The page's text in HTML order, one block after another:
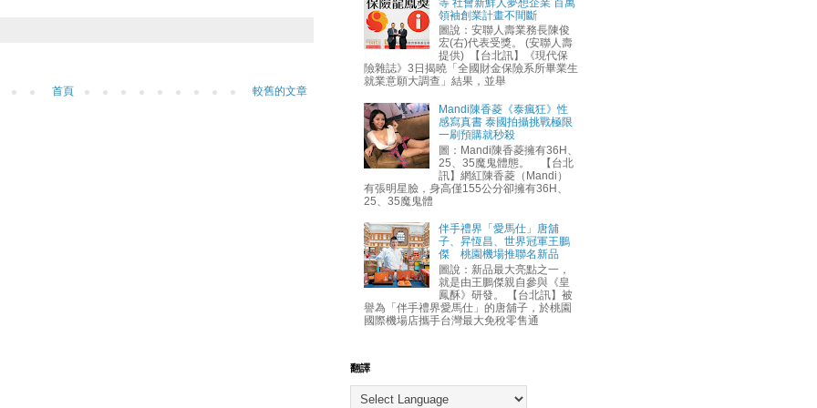
較舊的文章
首頁
等 社會新鮮人夢想企業 百萬
領袖創業計畫不間斷
圖說：安聯人壽業務長陳俊
宏(右)代表受獎。 (安聯人壽
提供) 【台北訊】《現代保
險雜誌》3日揭曉「全國財金保險系所畢業生
就業意願大調查」結果，並舉
Mandi陳香菱《泰瘋狂》性
感寫真書 泰國拍攝挑戰極限
一刷預購就秒殺
圖：Mandi陳香菱擁有36H、
25、35魔鬼體態。 【台北
訊】網紅陳香菱（Mandi）
有張明星臉，身高僅155公分卻擁有36H、
25、35魔鬼體
伴手禮界「愛馬仕」唐舖
子、昇恆昌、世界冠軍王鵬
傑 桃園機場推聯名新品
圖說：新品最大亮點之一，
就是由王鵬傑親自參與《皇
鳳酥》研發。 【台北訊】被
譽為「伴手禮界愛馬仕」的唐舖子，於桃園
國際機場店攜手台灣最大免稅零售通
翻譯